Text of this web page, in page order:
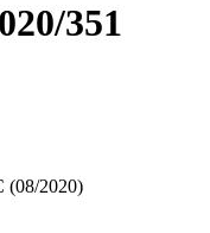
351
(08/2020)